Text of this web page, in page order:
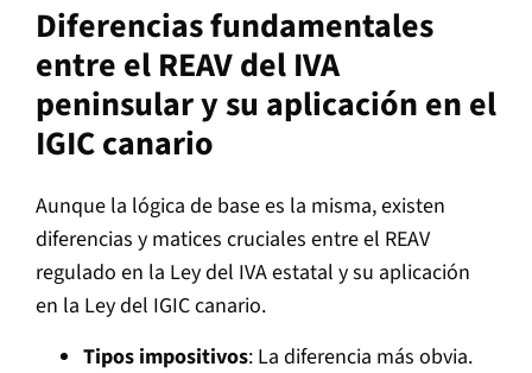
Diferencias fundamentales
entre el REAV del IVA
peninsular y su aplicación en el
IGIC canario
Aunque la lógica de base es la misma, existen
diferencias y matices cruciales entre el REAV
regulado en la Ley del IVA estatal y su aplicación
en la Ley del IGIC canario.
Tipos impositivos: La diferencia más obvia.